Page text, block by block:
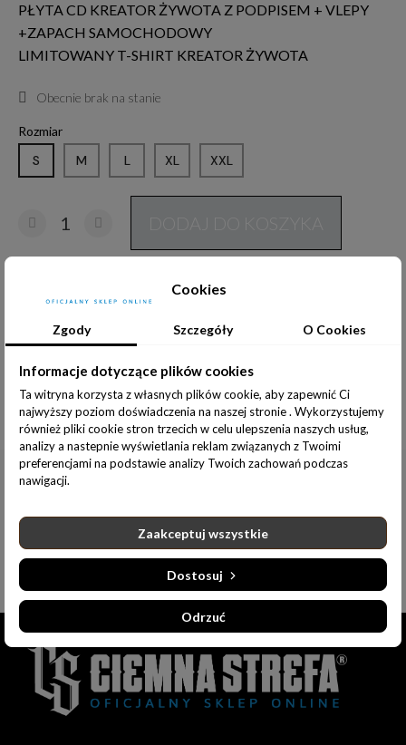
PŁYTA CD KREATOR ŻYWOTA Z PODPISEM + VLEPY
+ZAPACH SAMOCHODOWY
LIMITOWANY T-SHIRT KREATOR ŻYWOTA
Obecnie brak na stanie
Rozmiar
S M L XL XXL
Udostępnij:
Informacje dodatkowe
Cookies
Zgody Szczegóły O Cookies
Informacje dotyczące plików cookies
Ta witryna korzysta z własnych plików cookie, aby zapewnić Ci
najwyższy poziom doświadczenia na naszej stronie . Wykorzystujemy
również pliki cookie stron trzecich w celu ulepszenia naszych usług,
analizy a nastepnie wyświetlania reklam związanych z Twoimi
preferencjami na podstawie analizy Twoich zachowań podczas
nawigacji.
Odrzuć
Dostosuj
Zaakceptuj wszystkie